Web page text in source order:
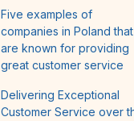
Five examples of
companies in Poland that
are known for providing
great customer service
Delivering Exceptional
Customer Service over